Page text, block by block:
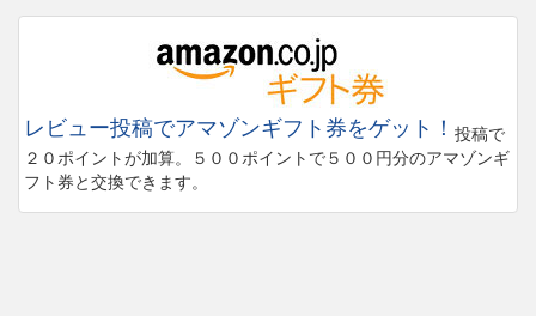
レビュー投稿でアマゾンギフト券をゲット！ 投稿で
２０ポイントが加算。５００ポイントで５００円分のアマゾンギ
フト券と交換できます。